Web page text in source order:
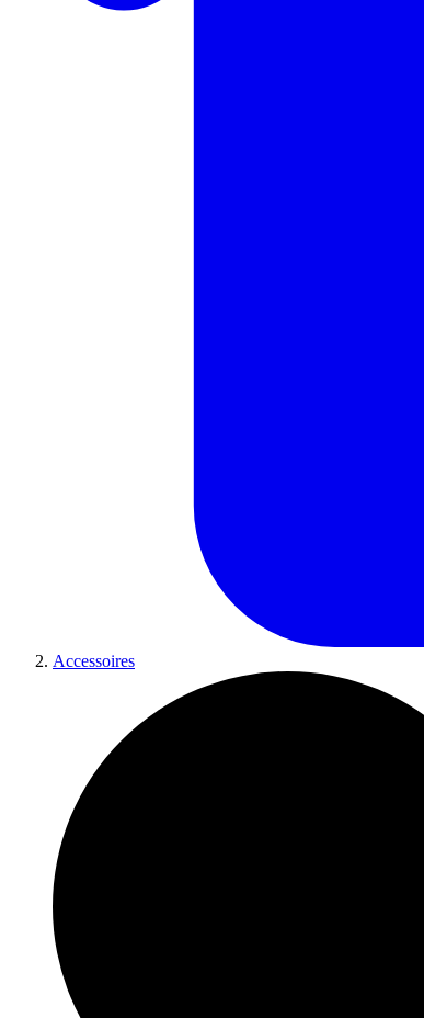
Accessoires